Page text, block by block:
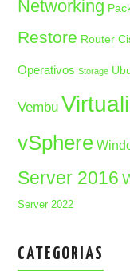
Networking
Restore Router
Operativos Storage
Vembu
vSphere
Server 2016
Server 2022
CATEGORIAS